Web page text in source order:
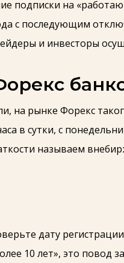
подписки на
с последующим
и инвесторы
на рынке Форекс
в сутки, с
называем
дату
10 лет», это повод